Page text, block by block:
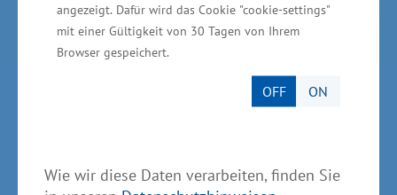
angezeigt. Dafür wird das Cookie "cookie-settings"
mit einer Gültigkeit von 30 Tagen von Ihrem
Browser gespeichert.
OFF ON
Wie wir diese Daten verarbeiten, finden Sie
Landesförderinstitut Mecklenburg-Vorpommern
(LFI M-V)
TBI Technologie-Beratungs-Institut GmbH
GSA - Gesellschaft für Struktur &
GründerMV